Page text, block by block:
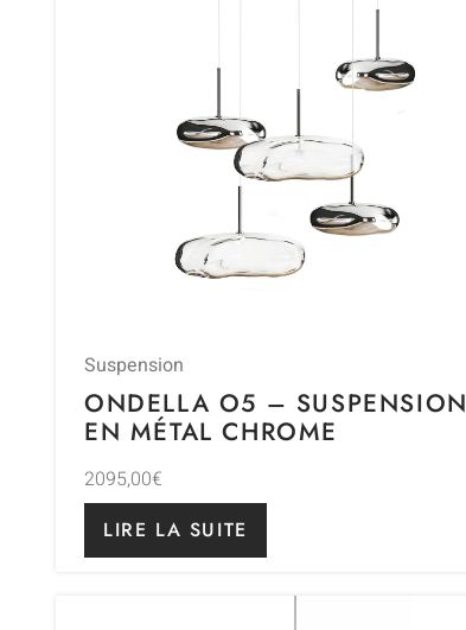
Suspension
ONDELLA O5 – SUSPENSION
EN MÉTAL CHROME
2095,00€
LIRE LA SUITE